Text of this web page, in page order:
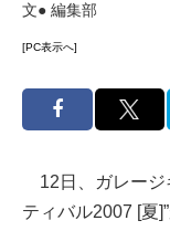
文● 編集部
[PC表示へ]
12日、ガレージ
ティバル2007 [夏